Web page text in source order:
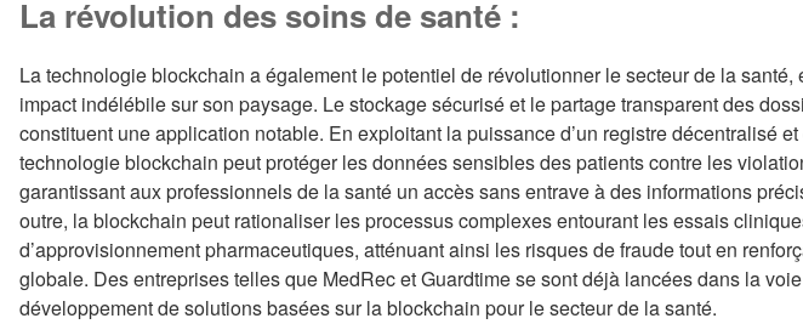
La révolution des soins de santé :
La technologie blockchain a également le potentiel de révolutionner le secteur de la santé,
impact indélébile sur son paysage. Le stockage sécurisé et le partage transparent des
constituent une application notable. En exploitant la puissance d’un registre décentralisé
technologie blockchain peut protéger les données sensibles des patients contre les
garantissant aux professionnels de la santé un accès sans entrave à des informations
outre, la blockchain peut rationaliser les processus complexes entourant les essais
d’approvisionnement pharmaceutiques, atténuant ainsi les risques de fraude tout en
globale. Des entreprises telles que MedRec et Guardtime se sont déjà lancées dans la
développement de solutions basées sur la blockchain pour le secteur de la santé.